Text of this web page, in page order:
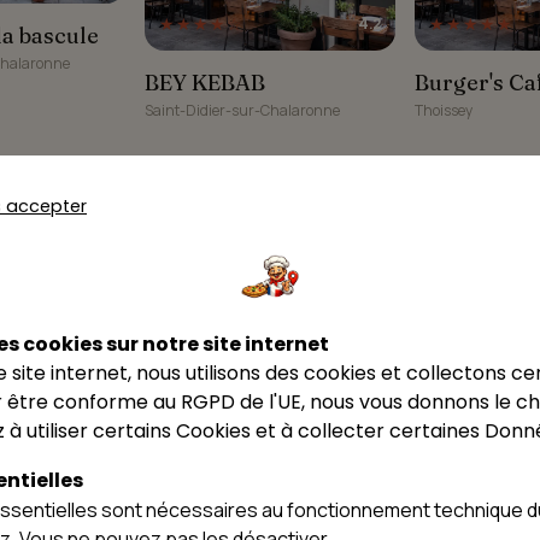
bascule
BEY KEBAB
★★★★☆ 4.2
BEY KEBAB
Saint-Didier-sur-Chalaronne
Burger's Café
★★★★★
Burger's
Thoissey
Melis Kebab
★★★★☆
Melis Kebab
Thoissey
Le Colisée
Le Colisée
accepter
cookies sur notre site internet
site internet, nous utilisons des cookies et collectons
conforme au RGPD de l'UE, nous vous donnons le
à utiliser certains Cookies et à collecter certaines
sont nécessaires au fonctionnement technique